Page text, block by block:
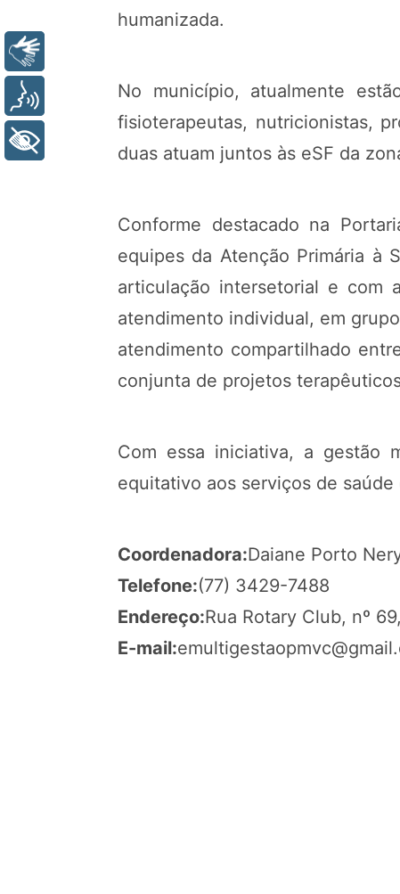
humanizada.
No município, atualmente
fisioterapeutas, nutricionistas,
duas atuam juntos às eSF da
Conforme destacado na
equipes da Atenção Primária à
articulação intersetorial e com
atendimento individual, em
atendimento compartilhado
conjunta de projetos
Com essa iniciativa, a gestão
equitativo aos serviços de
Coordenadora:Daiane Porto
Telefone:(77) 3429-7488
Endereço:Rua Rotary Club, nº
E-mail: